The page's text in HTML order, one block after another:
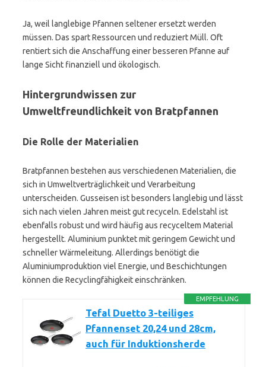
Ja, weil langlebige Pfannen seltener ersetzt werden
müssen. Das spart Ressourcen und reduziert Müll. Oft
rentiert sich die Anschaffung einer besseren Pfanne auf
lange Sicht finanziell und ökologisch.
Hintergrundwissen zur
Umweltfreundlichkeit von Bratpfannen
Die Rolle der Materialien
Bratpfannen bestehen aus verschiedenen Materialien, die
sich in Umweltverträglichkeit und Verarbeitung
unterscheiden. Gusseisen ist besonders langlebig und lässt
sich nach vielen Jahren meist gut recyceln. Edelstahl ist
ebenfalls robust und wird häufig aus recyceltem Material
hergestellt. Aluminium punktet mit geringem Gewicht und
schneller Wärmeleitung. Allerdings benötigt die
Aluminiumproduktion viel Energie, und Beschichtungen
können die Recyclingfähigkeit einschränken.
EMPFEHLUNG
Tefal Duetto 3-teiliges
Pfannenset 20,24 und 28cm,
auch für Induktionsherde